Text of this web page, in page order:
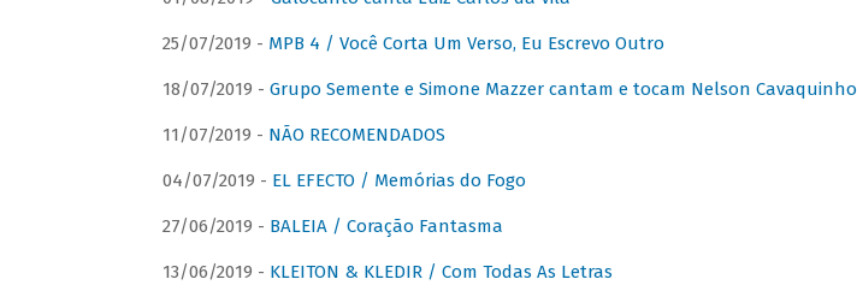
25/07/2019 - MPB 4 / Você Corta Um Verso, Eu Escrevo Outro
18/07/2019 - Grupo Semente e Simone Mazzer cantam e tocam Nelson Cavaquinho
11/07/2019 - NÃO RECOMENDADOS
04/07/2019 - EL EFECTO / Memórias do Fogo
27/06/2019 - BALEIA / Coração Fantasma
13/06/2019 - KLEITON & KLEDIR / Com Todas As Letras